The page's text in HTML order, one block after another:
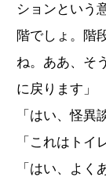
ションという
階でしょ。階
ね。ああ、そ
に戻ります」
「はい、怪異
「これはトイ
「はい、よく